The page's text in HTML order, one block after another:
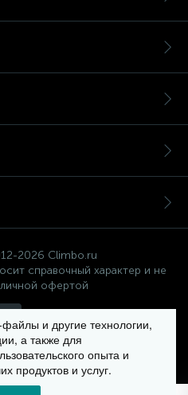
2026 Climbo.ru
справочный характер и не
офертой
обработки персональных
и другие технологии,
а также для
опыта и
продуктов и услуг.